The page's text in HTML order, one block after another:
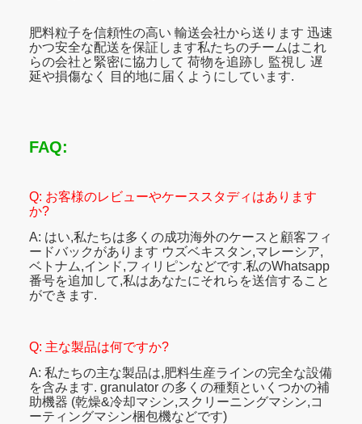
肥料粒子を信頼性の高い 輸送会社から送ります 迅速
かつ安全な配送を保証します私たちのチームはこれ
らの会社と緊密に協力して 荷物を追跡し 監視し 遅
延や損傷なく 目的地に届くようにしています.
FAQ:
Q: お客様のレビューやケーススタディはあります
か?
A: はい,私たちは多くの成功海外のケースと顧客フィ
ードバックがあります ウズベキスタン,マレーシア,
ベトナム,インド,フィリピンなどです.私のWhatsapp
番号を追加して,私はあなたにそれらを送信すること
ができます.
Q: 主な製品は何ですか?
A: 私たちの主な製品は,肥料生産ラインの完全な設備
を含みます. granulator の多くの種類といくつかの補
助機器 (乾燥&冷却マシン,スクリーニングマシン,コ
ーティングマシン梱包機などです)